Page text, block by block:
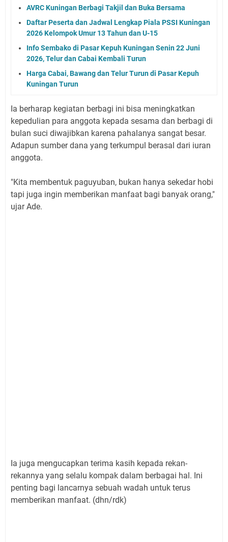
AVRC Kuningan Berbagi Takjil dan Buka Bersama
Daftar Peserta dan Jadwal Lengkap Piala PSSI Kuningan
2026 Kelompok Umur 13 Tahun dan U-15
Info Sembako di Pasar Kepuh Kuningan Senin 22 Juni
2026, Telur dan Cabai Kembali Turun
Harga Cabai, Bawang dan Telur Turun di Pasar Kepuh
Kuningan Turun
Ia berharap kegiatan berbagi ini bisa meningkatkan
kepedulian para anggota kepada sesama dan berbagi di
bulan suci diwajibkan karena pahalanya sangat besar.
Adapun sumber dana yang terkumpul berasal dari iuran
anggota.
"Kita membentuk paguyuban, bukan hanya sekedar hobi
tapi juga ingin memberikan manfaat bagi banyak orang,"
ujar Ade.
Ia juga mengucapkan terima kasih kepada rekan-
rekannya yang selalu kompak dalam berbagai hal. Ini
penting bagi lancarnya sebuah wadah untuk terus
memberikan manfaat. (dhn/rdk)